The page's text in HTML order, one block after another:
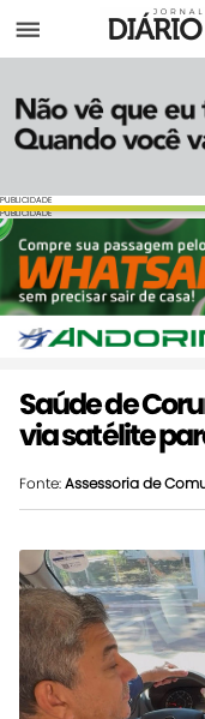
Menu
PUBLICIDADE
PUBLICIDADE
Saúde de
via satélite
Fonte:Assessoria de